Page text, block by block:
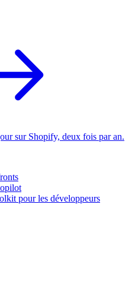
sur Shopify, deux fois par an.
pour les développeurs